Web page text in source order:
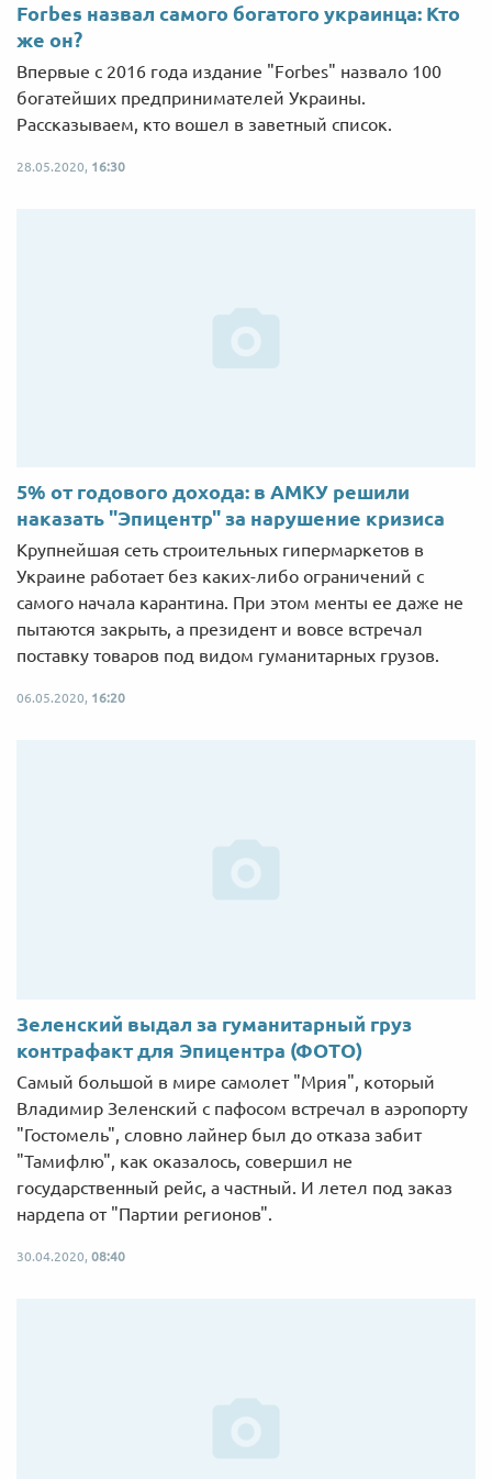
Forbes назвал самого богатого украинца: Кто
же он?
Впервые с 2016 года издание "Forbes" назвало 100
богатейших предпринимателей Украины.
Рассказываем, кто вошел в заветный список.
28.05.2020, 16:30
5% от годового дохода: в АМКУ решили
наказать "Эпицентр" за нарушение кризиса
Крупнейшая сеть строительных гипермаркетов в
Украине работает без каких-либо ограничений с
самого начала карантина. При этом менты ее даже не
пытаются закрыть, а президент и вовсе встречал
поставку товаров под видом гуманитарных грузов.
06.05.2020, 16:20
Зеленский выдал за гуманитарный груз
контрафакт для Эпицентра (ФОТО)
Самый большой в мире самолет "Мрия", который
Владимир Зеленский с пафосом встречал в аэропорту
"Гостомель", словно лайнер был до отказа забит
"Тамифлю", как оказалось, совершил не
государственный рейс, а частный. И летел под заказ
нардепа от "Партии регионов".
30.04.2020, 08:40